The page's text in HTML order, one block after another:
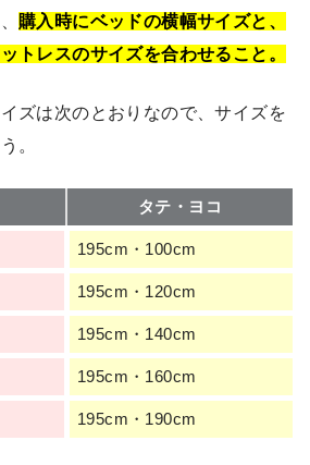
購入時にベッドの横幅サイズと、
トレスのサイズを合わせること。
ズは次のとおりなので、サイズを
。
タテ・ヨコ
195cm・100cm
195cm・120cm
195cm・140cm
195cm・160cm
195cm・190cm